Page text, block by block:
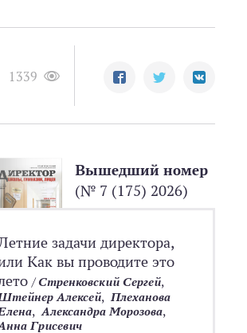
1339
Вышедший номер
(№ 7 (175) 2026)
задачи директора,
Как вы проводите это
/Стренковский Сергей,
Алексей, Плеханова
, Александра Морозова,
Грисевич